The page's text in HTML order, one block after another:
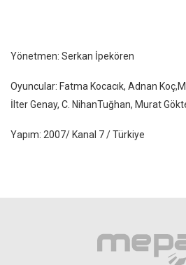
Yönetmen: Serkan İpekören
Oyuncular: Fatma Kocacık, Adnan
İlter Genay, C. NihanTuğhan, Murat
Yapım: 2007/ Kanal 7 / Türkiye